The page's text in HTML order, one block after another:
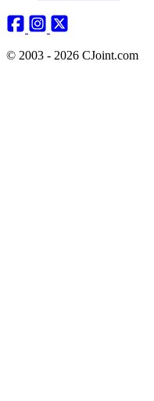
© 2003 - 2026 CJoint.com